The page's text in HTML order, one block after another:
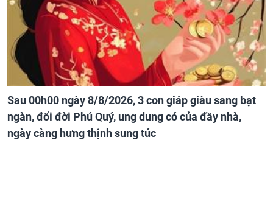
Sau 00h00 ngày 8/8/2026, 3 con giáp giàu sang bạt
ngàn, đổi đời Phú Quý, ung dung có của đầy nhà,
ngày càng hưng thịnh sung túc